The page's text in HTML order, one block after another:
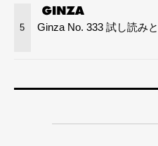
5 Ginza No. 333 試し読み